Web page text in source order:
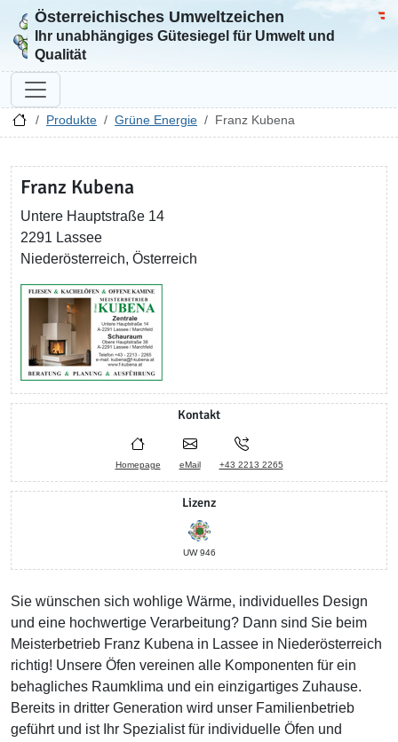
Zur Startseite
Österreichisches Umweltzeichen
Ihr unabhängiges Gütesiegel für Umwelt und
Qualität
Produkte Grüne Energie Franz Kubena
Franz Kubena
Untere Hauptstraße 14
2291 Lassee
Niederösterreich, Österreich
Kontakt
Homepage eMail +43 2213 2265
Lizenz
UW 946
Sie wünschen sich wohlige Wärme, individuelles Design
und eine hochwertige Verarbeitung? Dann sind Sie beim
Meisterbetrieb Franz Kubena in Lassee in Niederösterreich
richtig! Unsere Öfen vereinen alle Komponenten für ein
behagliches Raumklima und ein einzigartiges Zuhause.
Bereits in dritter Generation wird unser Familienbetrieb
geführt und ist Ihr Spezialist für individuelle Öfen und